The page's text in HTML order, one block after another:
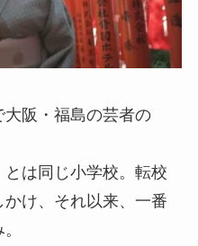
阪・福島の芸者の
は同じ小学校。転校
け、それ以来、一番